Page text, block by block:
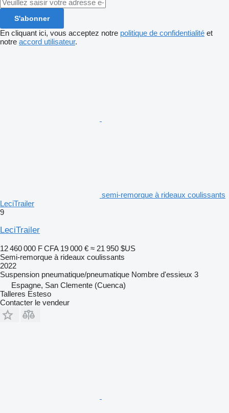
S'abonner
En cliquant ici, vous acceptez notre politique de confidentialité et
notre accord utilisateur.
semi-remorque à rideaux coulissants
LeciTrailer
9
LeciTrailer
12 460 000 F CFA 19 000 € ≈ 21 950 $US
Semi-remorque à rideaux coulissants
2022
Suspension pneumatique/pneumatique Nombre d'essieux 3
Espagne, San Clemente (Cuenca)
Talleres Esteso
Contacter le vendeur